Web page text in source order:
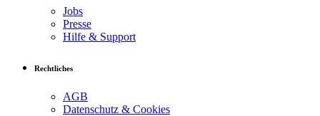
Jobs
Presse
Hilfe & Support
Rechtliches
AGB
Datenschutz & Cookies